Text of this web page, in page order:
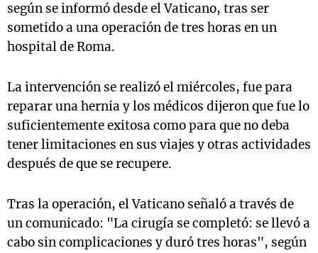
según se informó desde el Vaticano, tras ser
sometido a una operación de tres horas en un
hospital de Roma.
La intervención se realizó el miércoles, fue para
reparar una hernia y los médicos dijeron que fue lo
suficientemente exitosa como para que no deba
tener limitaciones en sus viajes y otras actividades
después de que se recupere.
Tras la operación, el Vaticano señaló a través de
un comunicado: "La cirugía se completó: se llevó a
cabo sin complicaciones y duró tres horas", según